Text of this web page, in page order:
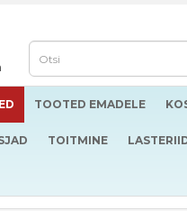
TOOTED EMADELE
TOITMINE